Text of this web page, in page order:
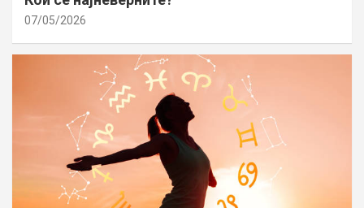
07/05/2026